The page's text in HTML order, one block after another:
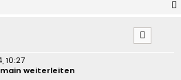
10:27
weiterleiten